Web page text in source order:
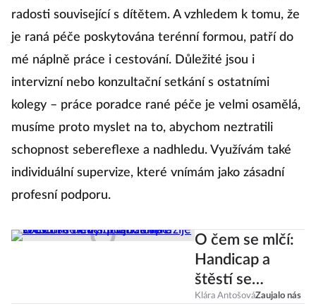
radosti související s dítětem. A vzhledem k tomu, že
je raná péče poskytována terénní formou, patří do
mé náplně práce i cestování. Důležité jsou i
intervizní nebo konzultační setkání s ostatními
kolegy – práce poradce rané péče je velmi osamělá,
musíme proto myslet na to, abychom neztratili
schopnost sebereflexe a nadhledu. Využívám také
individuální supervize, které vnímám jako zásadní
profesní podporu.
O čem se mlčí:
Handicap a
štěstí se
nevylučují. Jak
Klára AntošováZaujalo nás